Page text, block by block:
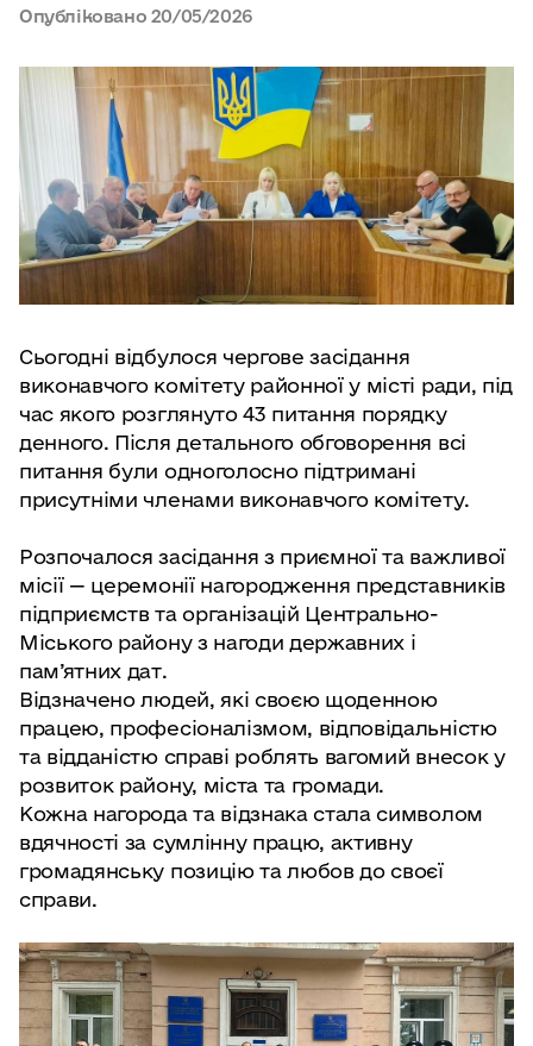
Опубліковано 20/05/2026
Сьогодні відбулося чергове засідання
виконавчого комітету районної у місті ради, під
час якого розглянуто 43 питання порядку
денного. Після детального обговорення всі
питання були одноголосно підтримані
присутніми членами виконавчого комітету.
Розпочалося засідання з приємної та важливої
місії — церемонії нагородження представників
підприємств та організацій Центрально-
Міського району з нагоди державних і
пам’ятних дат.
Відзначено людей, які своєю щоденною
працею, професіоналізмом, відповідальністю
та відданістю справі роблять вагомий внесок у
розвиток району, міста та громади.
Кожна нагорода та відзнака стала символом
вдячності за сумлінну працю, активну
громадянську позицію та любов до своєї
справи.